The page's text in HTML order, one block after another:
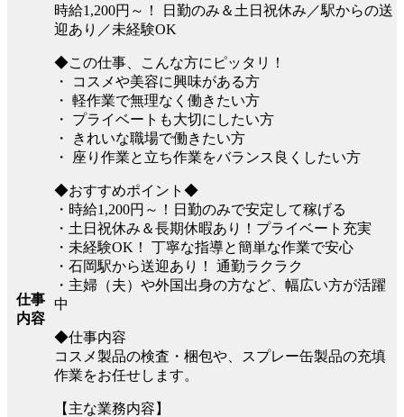
仕事
内容
時給1,200円～！ 日勤のみ＆土日祝休み／駅からの送
迎あり／未経験OK
◆この仕事、こんな方にピッタリ！
・ コスメや美容に興味がある方
・ 軽作業で無理なく働きたい方
・ プライベートも大切にしたい方
・ きれいな職場で働きたい方
・ 座り作業と立ち作業をバランス良くしたい方
◆おすすめポイント◆
・時給1,200円～！日勤のみで安定して稼げる
・土日祝休み＆長期休暇あり！プライベート充実
・未経験OK！ 丁寧な指導と簡単な作業で安心
・石岡駅から送迎あり！ 通勤ラクラク
・主婦（夫）や外国出身の方など、幅広い方が活躍
中
◆仕事内容
コスメ製品の検査・梱包や、スプレー缶製品の充填
作業をお任せします。
【主な業務内容】